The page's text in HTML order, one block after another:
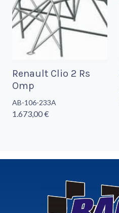
Renault Clio 2 Rs
Omp
AB-106-233A
1.673,00 €